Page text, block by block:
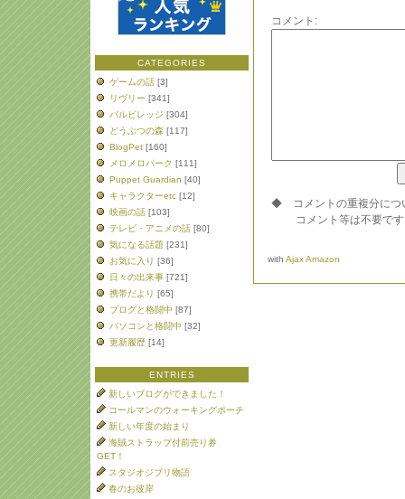
CATEGORIES
ゲームの話 [3]
リヴリー [341]
バルビレッジ [304]
どうぶつの森 [117]
BlogPet [160]
メロメロパーク [111]
Puppet Guardian [40]
キャラクターetc [12]
映画の話 [103]
テレビ・アニメの話 [80]
気になる話題 [231]
お気に入り [36]
日々の出来事 [721]
携帯だより [65]
ブログと格闘中 [87]
パソコンと格闘中 [32]
更新履歴 [14]
ENTRIES
新しいブログができました！
コールマンのウォーキングポーチ
新しい年度の始まり
海賊ストラップ付前売り券
GET！
スタジオジブリ物語
春のお彼岸
コメント:
◆ コメントの重複分につ
コメント等は不要です
with Ajax Amazon